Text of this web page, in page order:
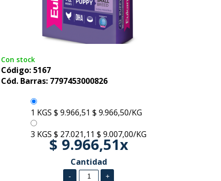
Con stock
Código: 5167
Cód. Barras: 7797453000826
1 KGS $ 9.966,51 $ 9.966,50/KG
3 KGS $ 27.021,11 $ 9.007,00/KG
$ 9.966,51x
Cantidad